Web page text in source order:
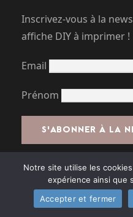
Inscrivez-vous à la
affiche DIY à imprimer !
Email
Prénom
J'ai lu et j'accepte
Notre site utilise les
expérience ainsi que
Accepter et fermer